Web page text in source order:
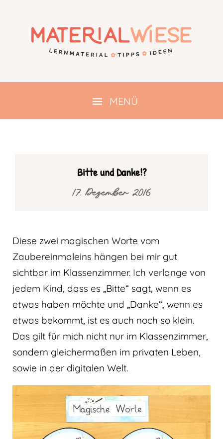
Bitte und Danke!?
17. Dezember 2016
Diese zwei magischen Worte vom
Zaubereinmaleins hängen bei mir gut
sichtbar im Klassenzimmer. Ich verlange von
jedem Kind, dass es „Bitte“ sagt, wenn es
etwas haben möchte und „Danke“, wenn es
etwas bekommt, ist es auch noch so klein.
Das gilt für mich nicht nur im Klassenzimmer,
sondern gleichermaßen im privaten Leben,
sowie in der digitalen Welt.